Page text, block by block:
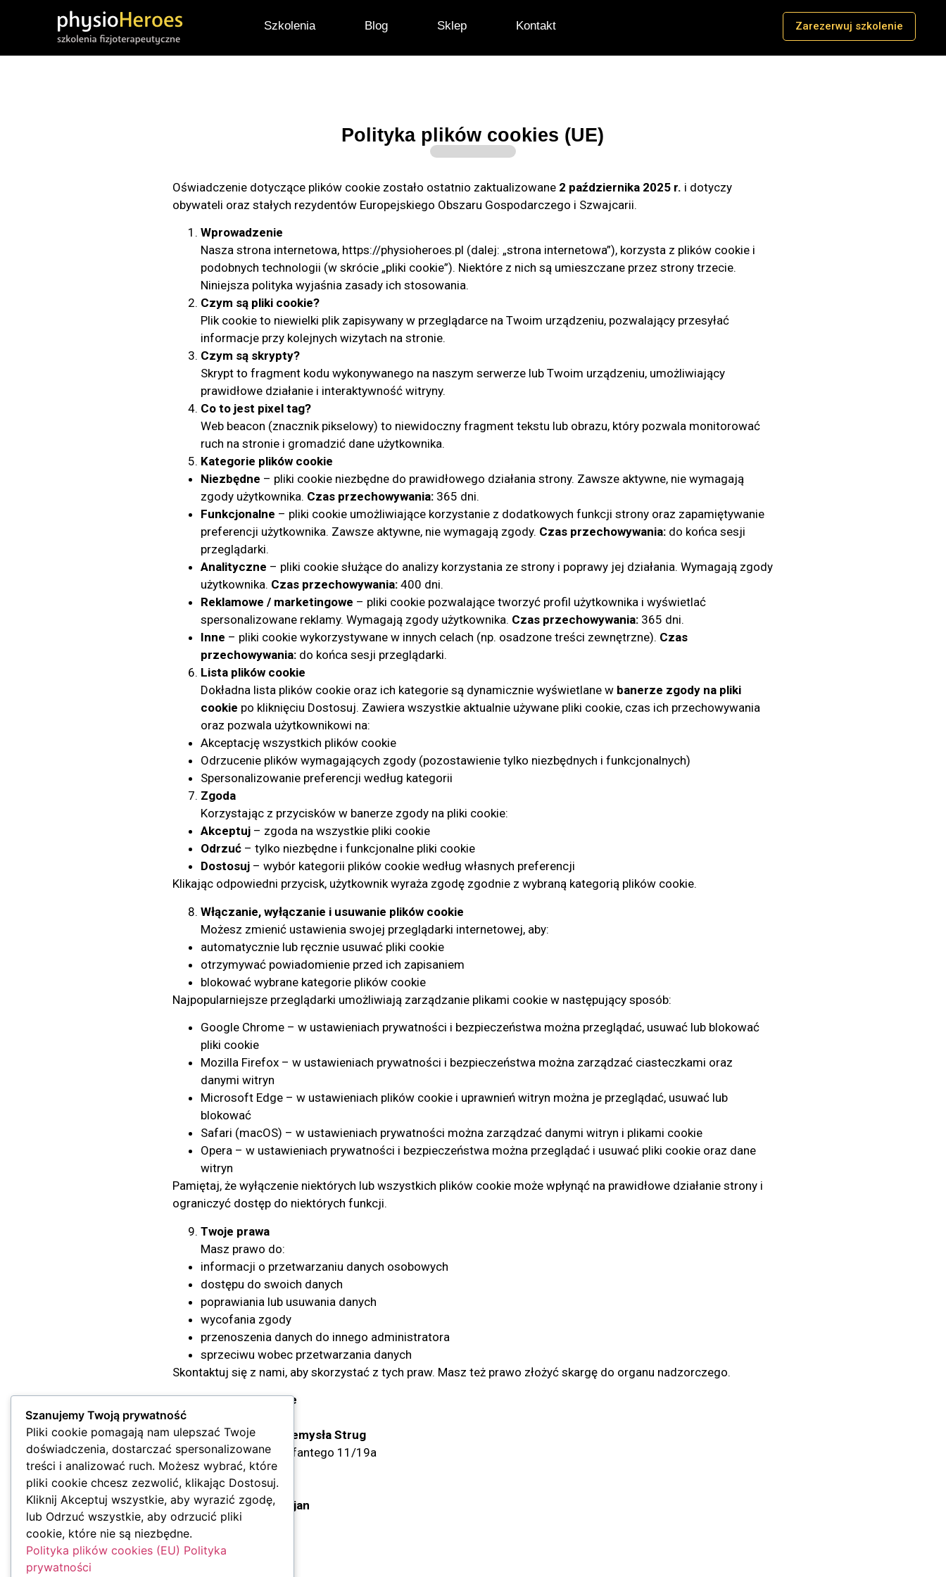
Szkolenia Blog Sklep Kontakt Zarezerwuj szkolenie
Polityka plików cookies (UE)
Oświadczenie dotyczące plików cookie zostało ostatnio zaktualizowane 2 października 2025 r. i dotyczy
obywateli oraz stałych rezydentów Europejskiego Obszaru Gospodarczego i Szwajcarii.
Wprowadzenie
Nasza strona internetowa, https://physioheroes.pl (dalej: „strona internetowa”), korzysta z plików cookie i
podobnych technologii (w skrócie „pliki cookie”). Niektóre z nich są umieszczane przez strony trzecie.
Niniejsza polityka wyjaśnia zasady ich stosowania.
Czym są pliki cookie?
Plik cookie to niewielki plik zapisywany w przeglądarce na Twoim urządzeniu, pozwalający przesyłać
informacje przy kolejnych wizytach na stronie.
Czym są skrypty?
Skrypt to fragment kodu wykonywanego na naszym serwerze lub Twoim urządzeniu, umożliwiający
prawidłowe działanie i interaktywność witryny.
Co to jest pixel tag?
Web beacon (znacznik pikselowy) to niewidoczny fragment tekstu lub obrazu, który pozwala monitorować
ruch na stronie i gromadzić dane użytkownika.
Kategorie plików cookie
Niezbędne – pliki cookie niezbędne do prawidłowego działania strony. Zawsze aktywne, nie wymagają
zgody użytkownika. Czas przechowywania: 365 dni.
Funkcjonalne – pliki cookie umożliwiające korzystanie z dodatkowych funkcji strony oraz zapamiętywanie
preferencji użytkownika. Zawsze aktywne, nie wymagają zgody. Czas przechowywania: do końca sesji
przeglądarki.
Analityczne – pliki cookie służące do analizy korzystania ze strony i poprawy jej działania. Wymagają zgody
użytkownika. Czas przechowywania: 400 dni.
Reklamowe / marketingowe – pliki cookie pozwalające tworzyć profil użytkownika i wyświetlać
spersonalizowane reklamy. Wymagają zgody użytkownika. Czas przechowywania: 365 dni.
Inne – pliki cookie wykorzystywane w innych celach (np. osadzone treści zewnętrzne). Czas
przechowywania: do końca sesji przeglądarki.
Lista plików cookie
Dokładna lista plików cookie oraz ich kategorie są dynamicznie wyświetlane w banerze zgody na pliki
cookie po kliknięciu Dostosuj. Zawiera wszystkie aktualnie używane pliki cookie, czas ich przechowywania
oraz pozwala użytkownikowi na:
Akceptację wszystkich plików cookie
Odrzucenie plików wymagających zgody (pozostawienie tylko niezbędnych i funkcjonalnych)
Spersonalizowanie preferencji według kategorii
Zgoda
Korzystając z przycisków w banerze zgody na pliki cookie:
Akceptuj – zgoda na wszystkie pliki cookie
Odrzuć – tylko niezbędne i funkcjonalne pliki cookie
Dostosuj – wybór kategorii plików cookie według własnych preferencji
Klikając odpowiedni przycisk, użytkownik wyraża zgodę zgodnie z wybraną kategorią plików cookie.
Włączanie, wyłączanie i usuwanie plików cookie
Możesz zmienić ustawienia swojej przeglądarki internetowej, aby:
automatycznie lub ręcznie usuwać pliki cookie
otrzymywać powiadomienie przed ich zapisaniem
blokować wybrane kategorie plików cookie
Najpopularniejsze przeglądarki umożliwiają zarządzanie plikami cookie w następujący sposób:
Google Chrome – w ustawieniach prywatności i bezpieczeństwa można przeglądać, usuwać lub blokować
pliki cookie
Mozilla Firefox – w ustawieniach prywatności i bezpieczeństwa można zarządzać ciasteczkami oraz
danymi witryn
Microsoft Edge – w ustawieniach plików cookie i uprawnień witryn można je przeglądać, usuwać lub
blokować
Safari (macOS) – w ustawieniach prywatności można zarządzać danymi witryn i plikami cookie
Opera – w ustawieniach prywatności i bezpieczeństwa można przeglądać i usuwać pliki cookie oraz dane
witryn
Pamiętaj, że wyłączenie niektórych lub wszystkich plików cookie może wpłynąć na prawidłowe działanie strony i
ograniczyć dostęp do niektórych funkcji.
Twoje prawa
Masz prawo do:
informacji o przetwarzaniu danych osobowych
dostępu do swoich danych
poprawiania lub usuwania danych
wycofania zgody
przenoszenia danych do innego administratora
sprzeciwu wobec przetwarzania danych
Skontaktuj się z nami, aby skorzystać z tych praw. Masz też prawo złożyć skargę do organu nadzorczego.
Dane kontaktowe
PhysioMove Przemysła Strug
ul. Wojciecha Korfantego 11/19a
44-100 Gliwice
NIP: 6312686743
Fizjoterapia David Trojan
ul. Miętowa 72
43-300 Bielsko-Biała
NIP: 5472160854
Szanujemy Twoją prywatność
Pliki cookie pomagają nam ulepszać Twoje
doświadczenia, dostarczać spersonalizowane
treści i analizować ruch. Możesz wybrać, które
pliki cookie chcesz zezwolić, klikając Dostosuj.
Kliknij Akceptuj wszystkie, aby wyrazić zgodę,
lub Odrzuć wszystkie, aby odrzucić pliki
cookie, które nie są niezbędne.
Polityka plików cookies (EU) Polityka
prywatności